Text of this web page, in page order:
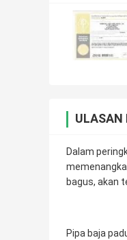
ULASAN
Dalam
bagus, akan
Pipa baja